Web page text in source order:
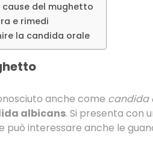
cause del mughetto
e rimedi
la candida orale
anche come candida
albicans. Si presenta con
può interessare anche le